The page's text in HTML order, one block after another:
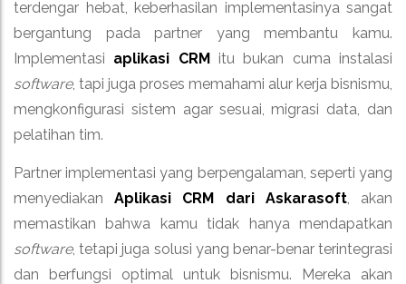
terdengar hebat, keberhasilan implementasinya sangat
bergantung pada partner yang membantu kamu.
Implementasi aplikasi CRMitu bukan cuma instalasi
software, tapi juga proses memahami alur kerja bisnismu,
mengkonfigurasi sistem agar sesuai, migrasi data, dan
pelatihan tim.
Partner implementasi yang berpengalaman, seperti yang
menyediakanAplikasi CRM dari Askarasoft, akan
memastikan bahwa kamu tidak hanya mendapatkan
software, tetapi juga solusi yang benar-benar terintegrasi
dan berfungsi optimal untuk bisnismu. Mereka akan